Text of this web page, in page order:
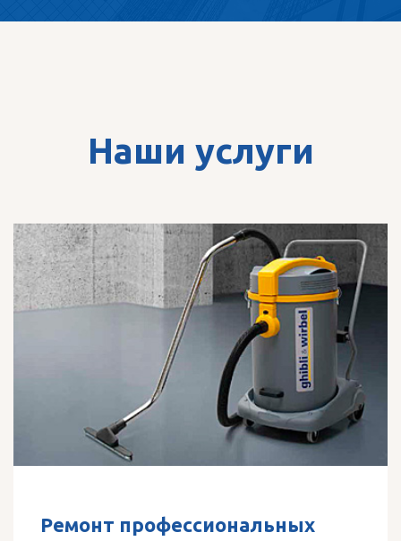
Наши услуги
Ремонт профессиональных